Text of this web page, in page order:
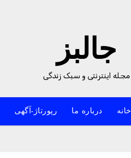
جالبز
مجله اینترنتی و سبک زندگی
خانه درباره ما رپورتاژ-آگهی